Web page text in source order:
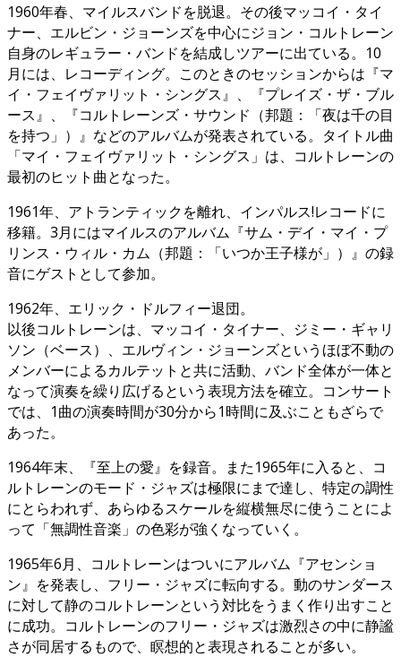
1960年春、マイルスバンドを脱退。その後マッコイ・タイ
ナー、エルビン・ジョーンズを中心にジョン・コルトレーン
自身のレギュラー・バンドを結成しツアーに出ている。10
月には、レコーディング。このときのセッションからは『マ
イ・フェイヴァリット・シングス』、『プレイズ・ザ・ブル
ース』、『コルトレーンズ・サウンド（邦題：「夜は千の目
を持つ」）』などのアルバムが発表されている。タイトル曲
「マイ・フェイヴァリット・シングス」は、コルトレーンの
最初のヒット曲となった。
1961年、アトランティックを離れ、インパルス!レコードに
移籍。3月にはマイルスのアルバム『サム・デイ・マイ・プ
リンス・ウィル・カム（邦題：「いつか王子様が」）』の録
音にゲストとして参加。
1962年、エリック・ドルフィー退団。
以後コルトレーンは、マッコイ・タイナー、ジミー・ギャリ
ソン（ベース）、エルヴィン・ジョーンズというほぼ不動の
メンバーによるカルテットと共に活動、バンド全体が一体と
なって演奏を繰り広げるという表現方法を確立。コンサート
では、1曲の演奏時間が30分から1時間に及ぶこともざらで
あった。
1964年末、『至上の愛』を録音。また1965年に入ると、コ
ルトレーンのモード・ジャズは極限にまで達し、特定の調性
にとらわれず、あらゆるスケールを縦横無尽に使うことによ
って「無調性音楽」の色彩が強くなっていく。
1965年6月、コルトレーンはついにアルバム『アセンショ
ン』を発表し、フリー・ジャズに転向する。動のサンダース
に対して静のコルトレーンという対比をうまく作り出すこと
に成功。コルトレーンのフリー・ジャズは激烈さの中に静謐
さが同居するもので、瞑想的と表現されることが多い。